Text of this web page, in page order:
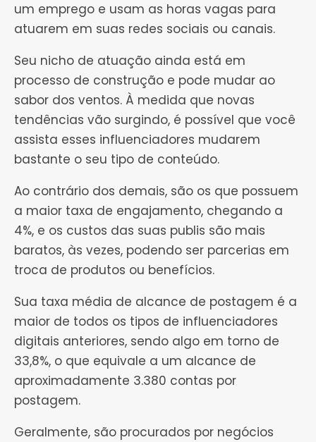
um emprego e usam as horas vagas para
atuarem em suas redes sociais ou canais.
Seu nicho de atuação ainda está em
processo de construção e pode mudar ao
sabor dos ventos. À medida que novas
tendências vão surgindo, é possível que você
assista esses influenciadores mudarem
bastante o seu tipo de conteúdo.
Ao contrário dos demais, são os que possuem
a maior taxa de engajamento, chegando a
4%, e os custos das suas publis são mais
baratos, às vezes, podendo ser parcerias em
troca de produtos ou benefícios.
Sua taxa média de alcance de postagem é a
maior de todos os tipos de influenciadores
digitais anteriores, sendo algo em torno de
33,8%, o que equivale a um alcance de
aproximadamente 3.380 contas por
postagem.
Geralmente, são procurados por negócios